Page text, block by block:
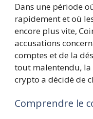
Dans une période
rapidement et où
encore plus vite,
accusations
comptes et de la
tout malentendu,
crypto a décidé de
Comprendre le